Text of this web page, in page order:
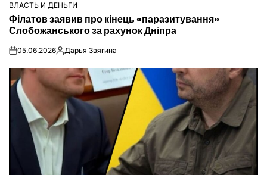
ОПУБЛІКУВАТИ
У
ВЛАСТЬ И ДЕНЬГИ
Філатов заявив про кінець «паразитування»
Слобожанського за рахунок Дніпра
on05.06.2026Опубліковано
Дарья Звягина